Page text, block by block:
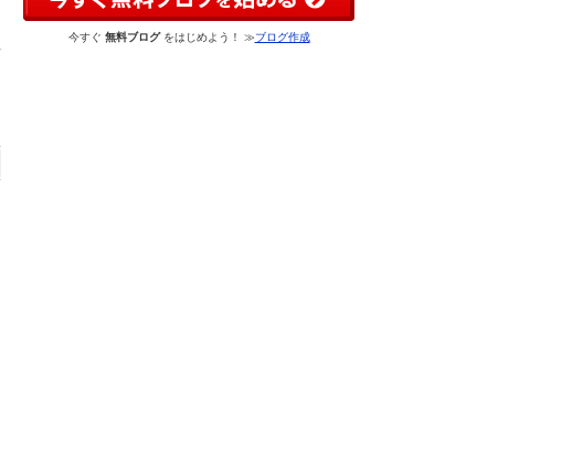
今すぐ 無料ブログをはじめよう！ ≫ブログ作成